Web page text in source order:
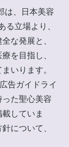
は、日本美容
る立場より、
な発展と、
を目指し、
いります。
告ガイドライ
た聖心美容
していま
について、